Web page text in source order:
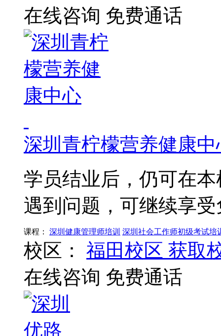
在线咨询 免费通话
深圳青柠檬营养健康中
学员结业后，仍可在
遇到问题，可继续享
课程： 深圳健康管理师培训 深圳社会工作师初级考试培
校区： 福田校区 获取
在线咨询 免费通话